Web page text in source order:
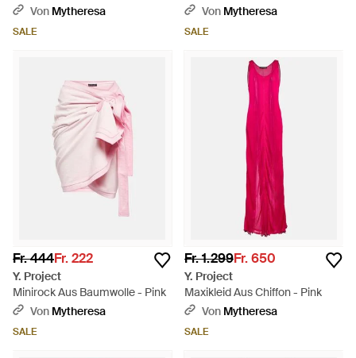
Trompe L'Oil - Mehrfarbig
Von Mytheresa
SALE
Trompe L'Oil - Natur
Von Mytheresa
SALE
Fr. 444Fr. 222
Y. Project
Minirock Aus Baumwolle - Pink
Von Mytheresa
SALE
Fr. 1.299Fr. 650
Y. Project
Maxikleid Aus Chiffon - Pink
Von Mytheresa
SALE